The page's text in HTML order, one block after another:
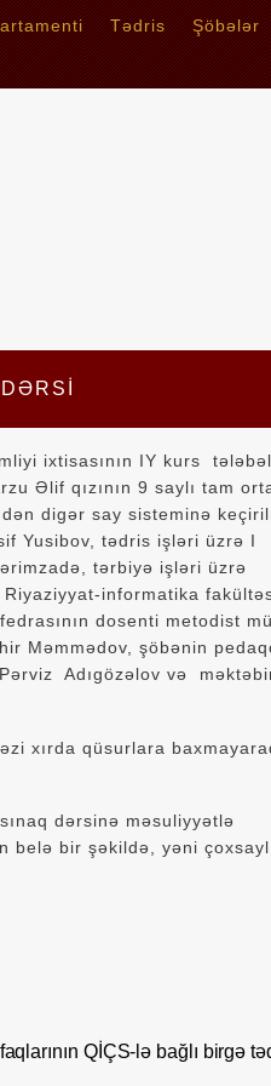
Tədris Şöbələr
ixtisasının IY kurs
Əlif qızının 9 saylı tam
digər say sisteminə
Yusibov, tədris işləri üzrə I
tərbiyə işləri üzrə
informatika
dosenti metodist
Məmmədov, şöbənin
Adıgözəlov və
xırda qüsurlara
dərsinə məsuliyyətlə
belə bir şəkildə, yəni
QİÇS-lə bağlı birgə